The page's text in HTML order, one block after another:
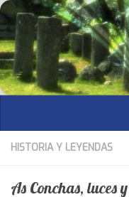
Saltar al contenido
HISTORIA Y LEYENDAS
As Conchas,